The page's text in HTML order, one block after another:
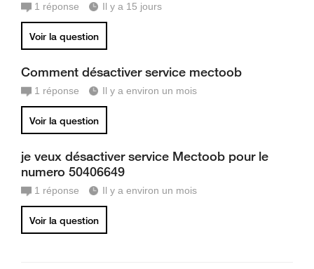
1 réponse Il y a 15 jours
Voir la question
Comment désactiver service mectoob
1 réponse Il y a environ un mois
Voir la question
je veux désactiver service Mectoob pour le
numero 50406649
1 réponse Il y a environ un mois
Voir la question